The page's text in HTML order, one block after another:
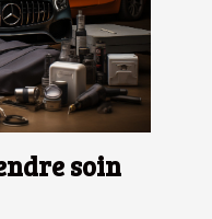
soin